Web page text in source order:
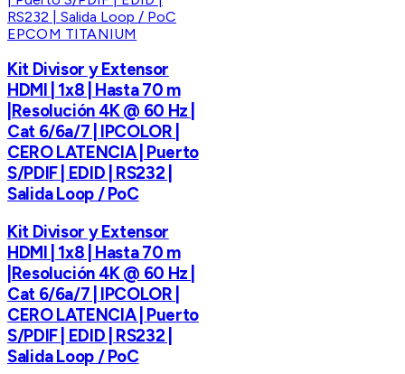
EPCOM TITANIUM
Kit Divisor y Extensor
HDMI | 1x8 | Hasta 70 m
|Resolución 4K @ 60 Hz |
Cat 6/6a/7 | IPCOLOR |
CERO LATENCIA | Puerto
S/PDIF | EDID | RS232 |
Salida Loop / PoC
Kit Divisor y Extensor
HDMI | 1x8 | Hasta 70 m
|Resolución 4K @ 60 Hz |
Cat 6/6a/7 | IPCOLOR |
CERO LATENCIA | Puerto
S/PDIF | EDID | RS232 |
Salida Loop / PoC